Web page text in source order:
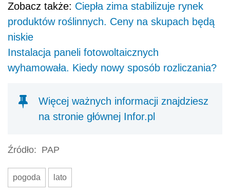
Zobacz także: Ciepła zima stabilizuje rynek
produktów roślinnych. Ceny na skupach będą
niskie
Instalacja paneli fotowoltaicznych
wyhamowała. Kiedy nowy sposób rozliczania?
Więcej ważnych informacji znajdziesz
na stronie głównej Infor.pl
Źródło: PAP
pogoda lato